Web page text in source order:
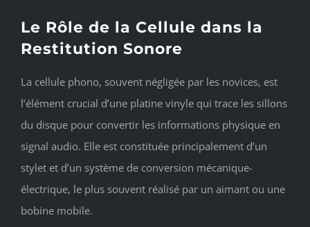
Le Rôle de la Cellule dans la
Restitution Sonore
La cellule phono, souvent négligée par les novices, est
l’élément crucial d’une platine vinyle qui trace les sillons
du disque pour convertir les informations physique en
signal audio. Elle est constituée principalement d’un
stylet et d’un système de conversion mécanique-
électrique, le plus souvent réalisé par un aimant ou une
bobine mobile.